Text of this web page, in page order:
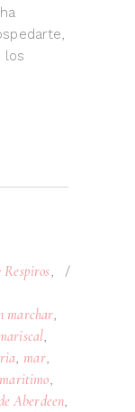
los
Respiros
marchar
mar,
Aberdeen